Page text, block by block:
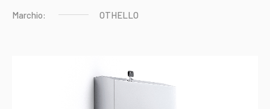
Marchio: OTHELLO